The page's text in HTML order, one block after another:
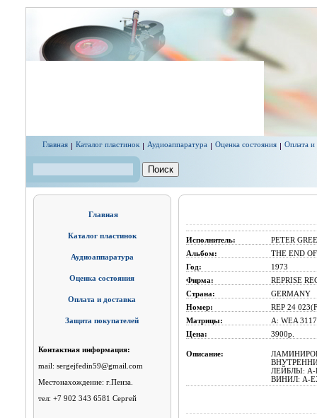
Главная Каталог пластинок Аудиоаппаратура Оценка состояния Оплата и
Главная
Каталог пластинок
Аудиоаппаратура
Оценка состояния
Оплата и доставка
Защита покупателей
Контактная информация:
mail: sergejfedin59@gmail.com
Местонахождение: г.Пенза.
тел: +7 902 343 6581 Сергей
Исполнитель:
PETER
Альбом:
THE END
Год:
1973
Фирма:
REPRISE
Страна:
GERMANY
Номер:
REP 24
Матрицы:
A: WEA
Цена:
3900p.
Описание:
ЛЕЙБЛЫ: A-
ВИНИЛ: A-